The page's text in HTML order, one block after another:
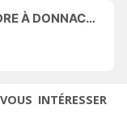
DONNACONA
INTÉRESSER